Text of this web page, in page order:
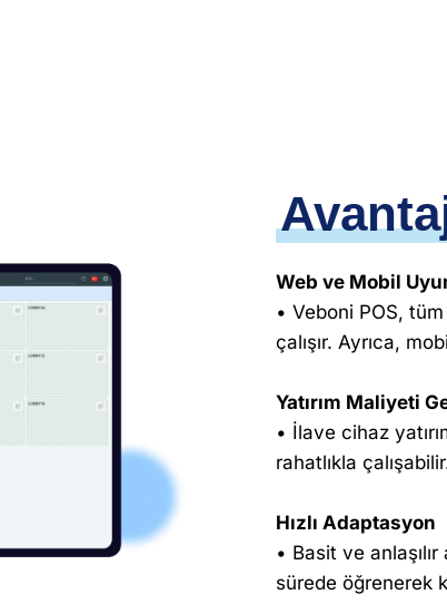
Web ve Mobil
• Veboni POS,
çalışır. Ayrıca,
Yatırım Maliyeti
• İlave cihaz
rahatlıkla
Hızlı Adaptasyon
• Basit ve
sürede öğrenerek